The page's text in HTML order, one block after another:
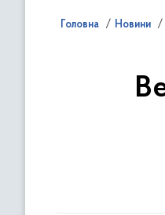
Головна Новини